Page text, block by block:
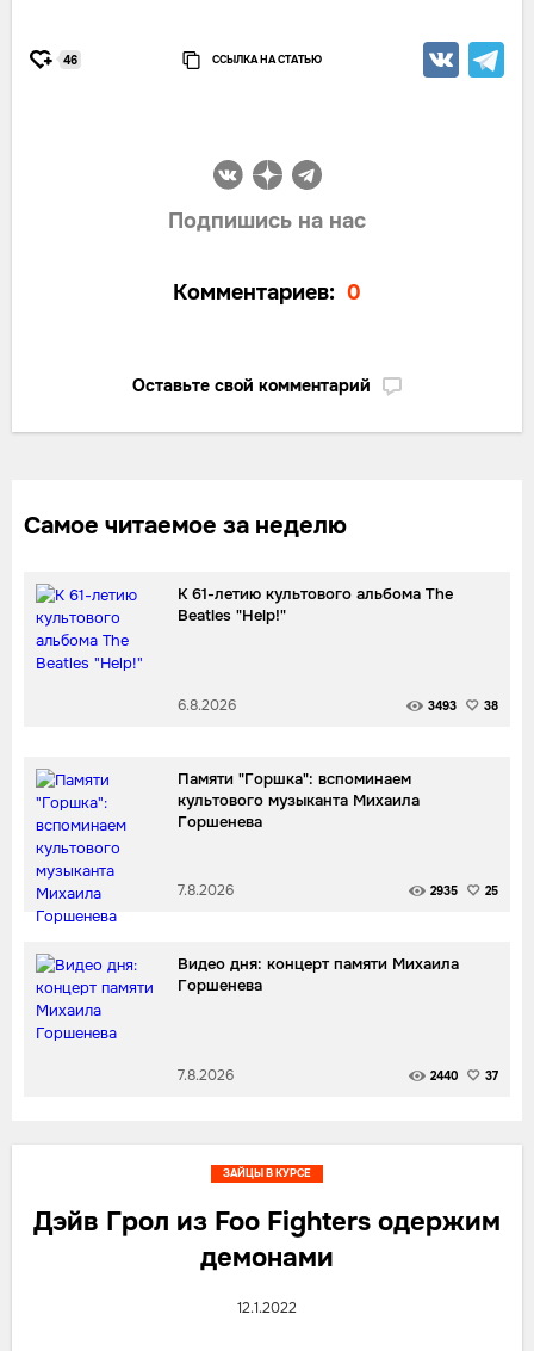
46 ССЫЛКА НА СТАТЬЮ
Подпишись на нас
Комментариев: 0
Оставьте свой комментарий
Самое читаемое за неделю
К 61-летию культового альбома The
Beatles "Help!"
6.8.2026 3493 38
Памяти "Горшка": вспоминаем
культового музыканта Михаила
Горшенева
7.8.2026 2935 25
Видео дня: концерт памяти Михаила
Горшенева
7.8.2026 2440 37
Дэйв Грол из Foo Fighters одержим
демонами
12.1.2022
ЗАЙЦЫ В КУРСЕ